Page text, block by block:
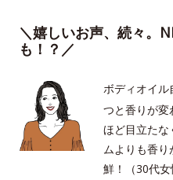
＼嬉しいお声、続々。
も！？／
ボディオイル
つと香りが変
ほど目立たな
ムよりも香
鮮！（30代女